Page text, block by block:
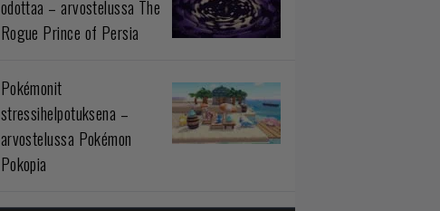
odottaa – arvostelussa The
Rogue Prince of Persia
Pokémonit
stressihelpotuksena –
arvostelussa Pokémon
Pokopia